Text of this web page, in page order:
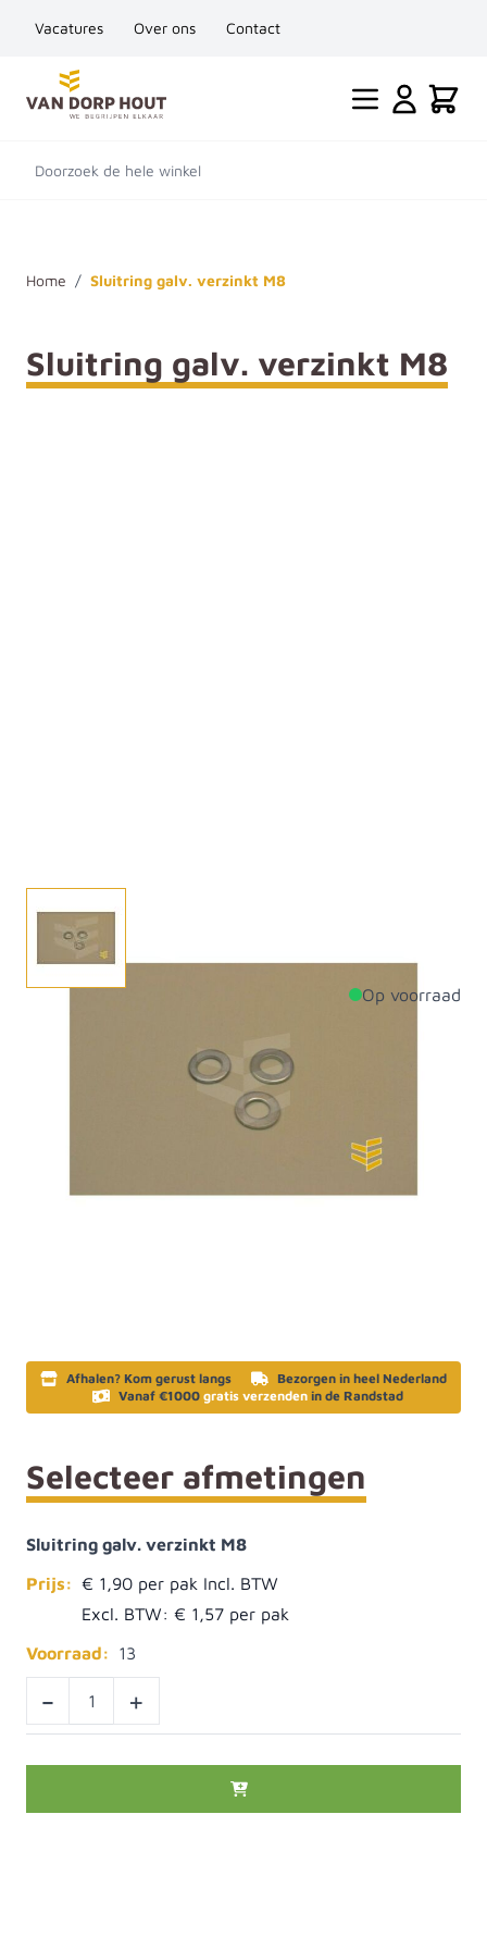
Vacatures Over ons Contact
Ga naar de inhoud
Cart
Doorzoek de hele winkel
Home / Sluitring galv. verzinkt M8
Sluitring galv. verzinkt M8
Op voorraad
Productdetails
8mm
100
Afhalen? Kom gerust langs
Bezorgen in heel Nederland
Vanaf €1000 gratis verzenden in de Randstad
Selecteer afmetingen
Sluitring galv. verzinkt M8
Prijs: € 1,90
Excl. BTW: € 1,57
Voorraad:
13
- +